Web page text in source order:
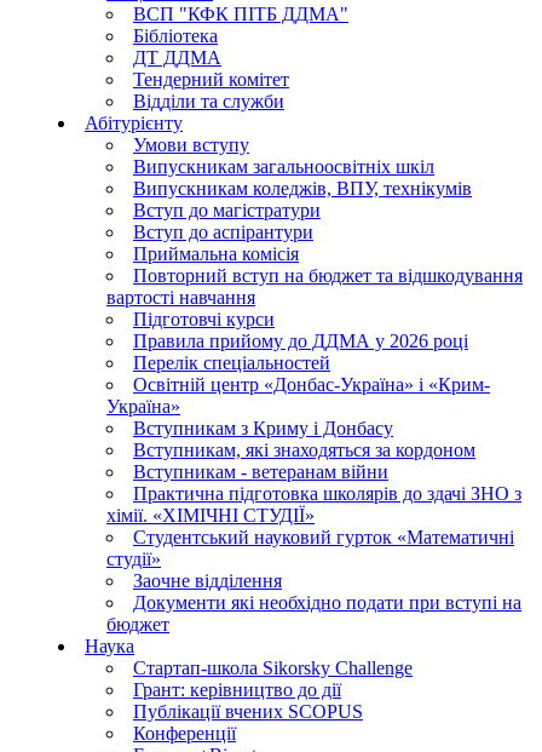
ВСП "КФК ПІТБ ДДМА"
Бібліотека
ДТ ДДМА
Тендерний комітет
Відділи та служби
Абітурієнту
Умови вступу
Випускникам загальноосвітніх шкіл
Випускникам коледжів, ВПУ, технікумів
Вступ до магістратури
Вступ до аспірантури
Приймальна комісія
Повторний вступ на бюджет та відшкодування
вартості навчання
Підготовчі курси
Правила прийому до ДДМА у 2026 році
Перелік спеціальностей
Освітній центр «Донбас-Україна» і «Крим-
Україна»
Вступникам з Криму і Донбасу
Вступникам, які знаходяться за кордоном
Вступникам - ветеранам війни
Практична підготовка школярів до здачі ЗНО з
хімії. «ХІМІЧНІ СТУДІЇ»
Студентський науковий гурток «Математичні
студії»
Заочне відділення
Документи які необхідно подати при вступі на
бюджет
Наука
Стартап-школа Sikorsky Challenge
Грант: керівництво до дії
Публікації вчених SCOPUS
Конференції